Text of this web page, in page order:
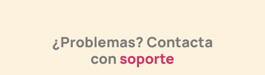
¿Problemas? Contacta
con soporte